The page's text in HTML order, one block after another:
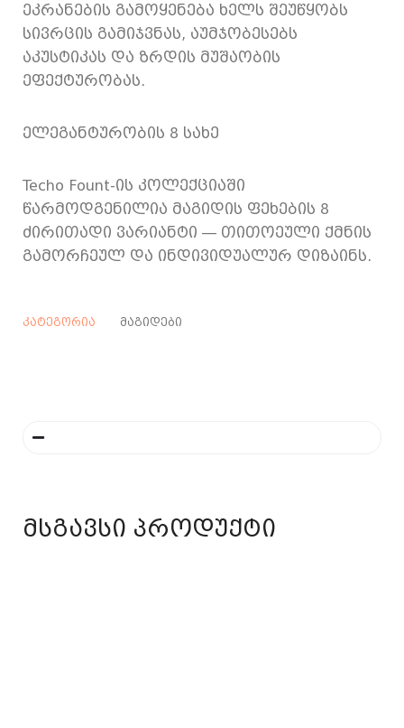
ეკრანების გამოყენება ხელს შეუწყობს
სივრცის გამიჯვნას, აუმჯობესებს
აკუსტიკას და ზრდის მუშაობის
ეფექტურობას.
ელეგანტურობის 8 სახე
Techo Fount-ის კოლექციაში
წარმოდგენილია მაგიდის ფეხების 8
ძირითადი ვარიანტი — თითოეული ქმნის
გამორჩეულ და ინდივიდუალურ დიზაინს.
კატეგორია მაგიდები
მსგავსი პროდუქტი